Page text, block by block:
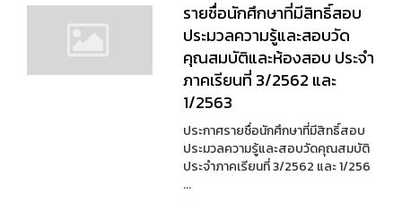
รายชื่อนักศึกษาที่มีสิทธิ์สอบ
ประมวลความรู้และสอบวัด
คุณสมบัติและห้องสอบ ประจำ
ภาคเรียนที่ 3/2562 และ
1/2563
ประกาศรายชื่อนักศึกษาที่มีสิทธิ์สอบ
ประมวลความรู้และสอบวัดคุณสมบัติ
ประจำภาคเรียนที่ 3/2562 และ 1/256
...